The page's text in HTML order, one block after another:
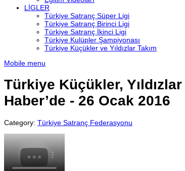
LİGLER
Türkiye Satranç Süper Ligi
Türkiye Satranç Birinci Ligi
Türkiye Satranç İkinci Ligi
Türkiye Kulüpler Şampiyonası
Türkiye Küçükler ve Yıldızlar Takım
Mobile menu
Türkiye Küçükler,
Haber’de - 26 Ocak 2016
Category: Türkiye Satranç Federasyonu